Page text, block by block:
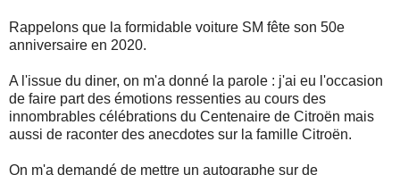
Rappelons que la formidable voiture SM fête son 50e
anniversaire en 2020.
A l'issue du diner, on m'a donné la parole : j'ai eu l'occasion
de faire part des émotions ressenties au cours des
innombrables célébrations du Centenaire de Citroën mais
aussi de raconter des anecdotes sur la famille Citroën.
On m'a demandé de mettre un autographe sur de